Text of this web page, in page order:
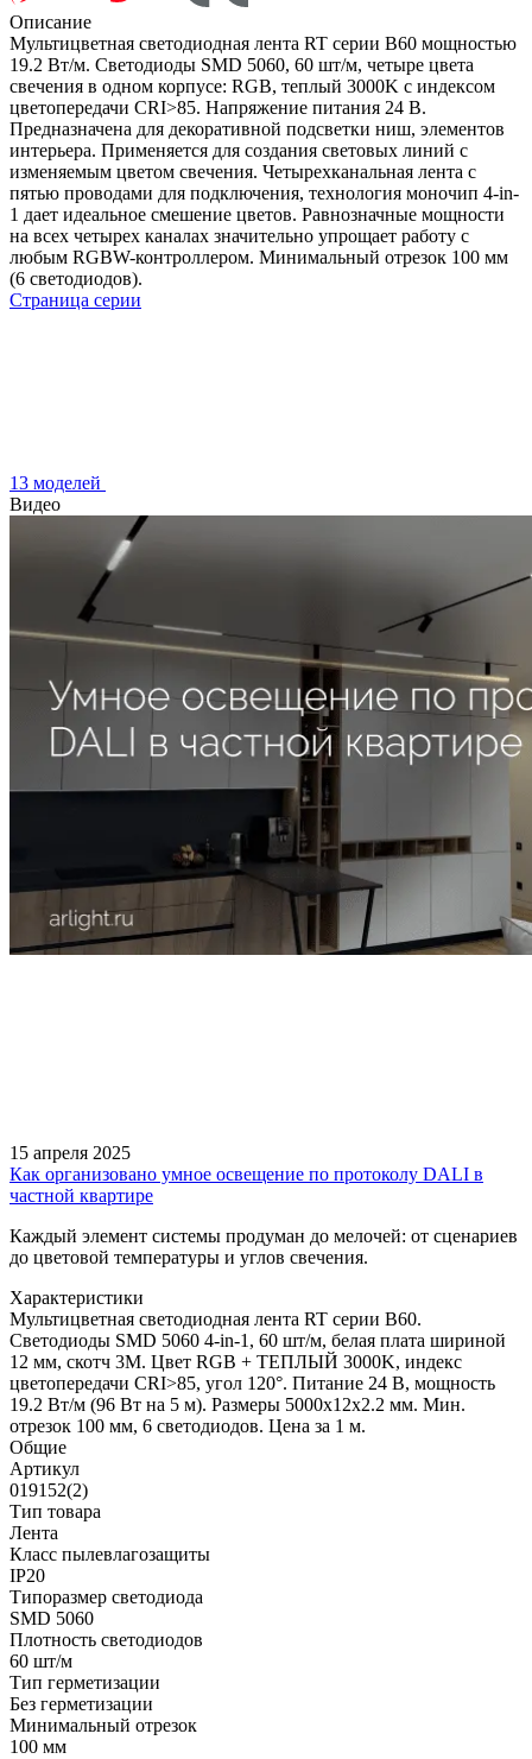
Описание
Мультицветная светодиодная лента RT серии B60 мощностью
19.2 Вт/м. Светодиоды SMD 5060, 60 шт/м, четыре цвета
свечения в одном корпусе: RGB, теплый 3000K с индексом
цветопередачи CRI>85. Напряжение питания 24 В.
Предназначена для декоративной подсветки ниш, элементов
интерьера. Применяется для создания световых линий с
изменяемым цветом свечения. Четырехканальная лента с
пятью проводами для подключения, технология моночип 4-in-
1 дает идеальное смешение цветов. Равнозначные мощности
на всех четырех каналах значительно упрощает работу с
любым RGBW-контроллером. Минимальный отрезок 100 мм
(6 светодиодов).
Страница серии
13 моделей
Видео
15 апреля 2025
Как организовано умное освещение по протоколу DALI в
частной квартире
Каждый элемент системы продуман до мелочей: от сценариев
до цветовой температуры и углов свечения.
Характеристики
Мультицветная светодиодная лента RT серии B60.
Светодиоды SMD 5060 4-in-1, 60 шт/м, белая плата шириной
12 мм, скотч 3M. Цвет RGB + ТЕПЛЫЙ 3000K, индекс
цветопередачи CRI>85, угол 120°. Питание 24 В, мощность
19.2 Вт/м (96 Вт на 5 м). Размеры 5000x12x2.2 мм. Мин.
отрезок 100 мм, 6 светодиодов. Цена за 1 м.
Общие
Артикул
019152(2)
Тип товара
Лента
Класс пылевлагозащиты
IP20
Типоразмер светодиода
SMD 5060
Плотность светодиодов
60 шт/м
Тип герметизации
Без герметизации
Минимальный отрезок
100 мм